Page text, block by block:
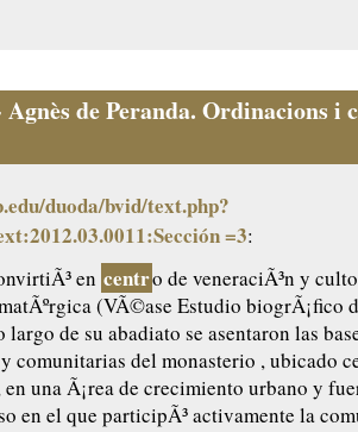
Agnès de Peranda. Ordinacions i
duoda/bvid/text.php?
=3:
en centro de veneraciÃ³n y
(VÃ©ase Estudio biogrÃ¡fico
largo de su abadiato se asentaron las
comunitarias del monasterio , ubicado
en una Ã¡rea de crecimiento urbano y
en el que participÃ³ activamente la